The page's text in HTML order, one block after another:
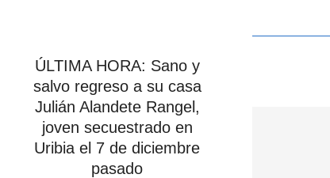
ÚLTIMA HORA: Sano y
salvo regreso a su casa
Julián Alandete Rangel,
joven secuestrado en
Uribia el 7 de diciembre
pasado